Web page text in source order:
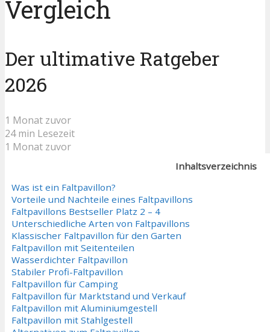
Vergleich
Der ultimative Ratgeber
2026
1 Monat zuvor
24 min Lesezeit
1 Monat zuvor
Inhaltsverzeichnis
Was ist ein Faltpavillon?
Vorteile und Nachteile eines Faltpavillons
Falt­pa­villons Bestseller Platz 2 – 4
Unterschiedliche Arten von Faltpavillons
Klassischer Faltpavillon für den Garten
Faltpavillon mit Seitenteilen
Wasserdichter Faltpavillon
Stabiler Profi-Faltpavillon
Faltpavillon für Camping
Faltpavillon für Marktstand und Verkauf
Faltpavillon mit Aluminiumgestell
Faltpavillon mit Stahlgestell